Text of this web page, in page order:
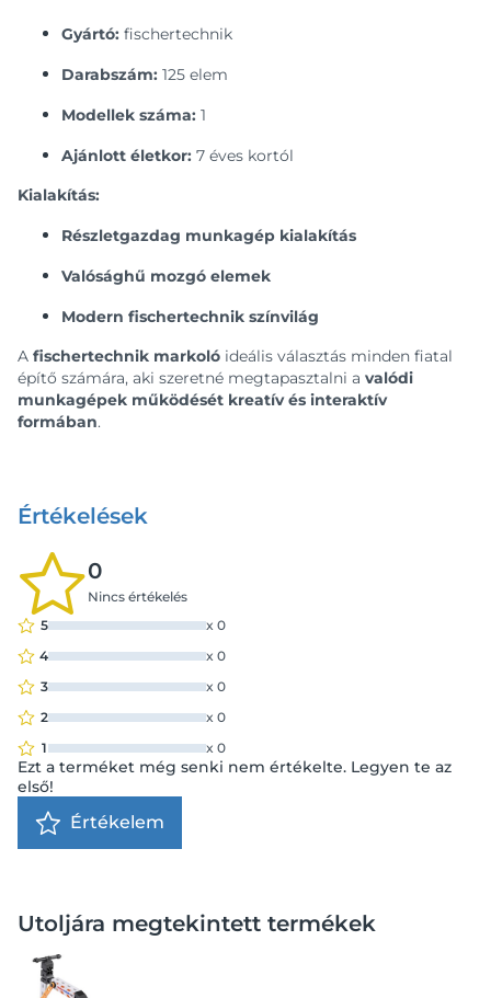
Gyártó: fischertechnik
Darabszám: 125 elem
Modellek száma: 1
Ajánlott életkor: 7 éves kortól
Kialakítás:
Részletgazdag munkagép kialakítás
Valósághű mozgó elemek
Modern fischertechnik színvilág
A fischertechnik markoló ideális választás minden fiatal
építő számára, aki szeretné megtapasztalni a valódi
munkagépek működését kreatív és interaktív
formában.
Értékelések
0
Nincs értékelés
5
x 0
4
x 0
3
x 0
2
x 0
1
x 0
Ezt a terméket még senki nem értékelte. Legyen te az
első!
Értékelem
Utoljára megtekintett termékek